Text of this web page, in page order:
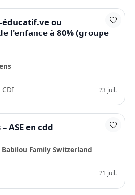
éducatif.ve ou
l'enfance à 80% (groupe
CDI 23 juil.
ASE en cdd
Babilou Family Switzerland
21 juil.